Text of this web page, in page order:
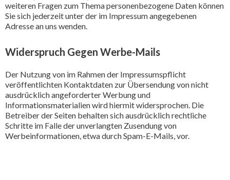
weiteren Fragen zum Thema personenbezogene Daten können
Sie sich jederzeit unter der im Impressum angegebenen
Adresse an uns wenden.
Widerspruch Gegen Werbe-Mails
Der Nutzung von im Rahmen der Impressumspflicht
veröffentlichten Kontaktdaten zur Übersendung von nicht
ausdrücklich angeforderter Werbung und
Informationsmaterialien wird hiermit widersprochen. Die
Betreiber der Seiten behalten sich ausdrücklich rechtliche
Schritte im Falle der unverlangten Zusendung von
Werbeinformationen, etwa durch Spam-E-Mails, vor.